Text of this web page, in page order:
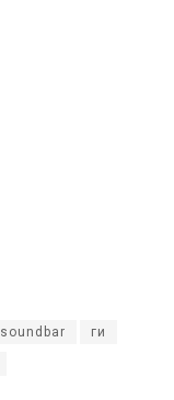
soundbar ги